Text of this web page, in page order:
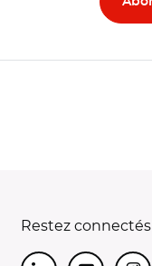
Restez connectés